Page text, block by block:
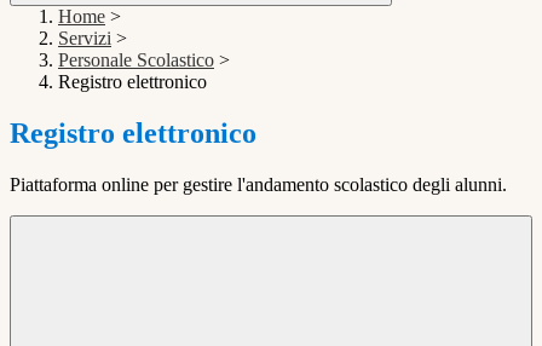
Home >
Servizi >
Personale Scolastico >
Registro elettronico
Registro elettronico
Piattaforma online per gestire l'andamento scolastico degli alunni.